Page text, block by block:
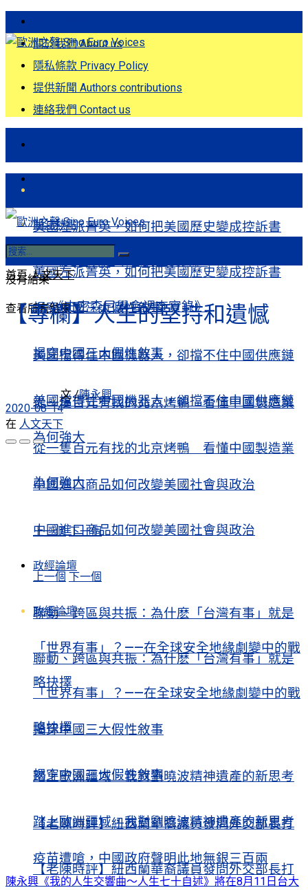
關於我們 About us
隱私條款 Privacy Policy
提供新聞 Authors contributions
連絡我們 Contact us
美國左派菁英，如何把美國歷史變成控訴書
──《史密森尼學會調查實錄》
揭穿中國三大假性敘事
美國擋得住中國機器人，卻擋不住中國供應鏈
從一隻百元有找的北京烤鴨 看懂中國製造業
為何強大
中國進口商品如何改變美國社會與政治
上一個 下一個
政經論壇
聯動、跨區與共振：為什麽「台灣有事」就是
「世界有事」？——在全球安全地緣劇變中的戰
略抉擇
揭穿中國三大假性敘事
踏上歐洲疆域，我對劉曉波精神遺產的新思考
【老陳時評】紐西蘭華裔議員發問外交部長打
疫苗遭嗆，中國政府聲明此地無銀三百兩
關注熱點
美國左派菁英，如何把美國歷史變成控訴書
──《史密森尼學會調查實錄》
揭穿中國三大假性敘事
美國擋得住中國機器人，卻擋不住中國供應鏈
從一隻百元有找的北京烤鴨 看懂中國製造業
為何強大
中國進口商品如何改變美國社會與政治
上一個 下一個
政經論壇
聯動、跨區與共振：為什麽「台灣有事」就是
「世界有事」？——在全球安全地緣劇變中的戰
略抉擇
揭穿中國三大假性敘事
踏上歐洲疆域，我對劉曉波精神遺產的新思考
【老陳時評】紐西蘭華裔議員發問外交部長打
沒有結果
查看所有結果
首頁 人文天下
【專欄】人生的堅持和遺憾
文 /陳永興
2020-08-14
在 人文天下
陳永興《我的人生交響曲〜人生七十自述》將在8月11日台大